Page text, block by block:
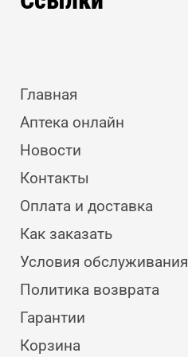
Главная
Аптека онлайн
Новости
Контакты
Оплата и доставка
Как заказать
Условия обслуживания
Политика возврата
Гарантии
Корзина